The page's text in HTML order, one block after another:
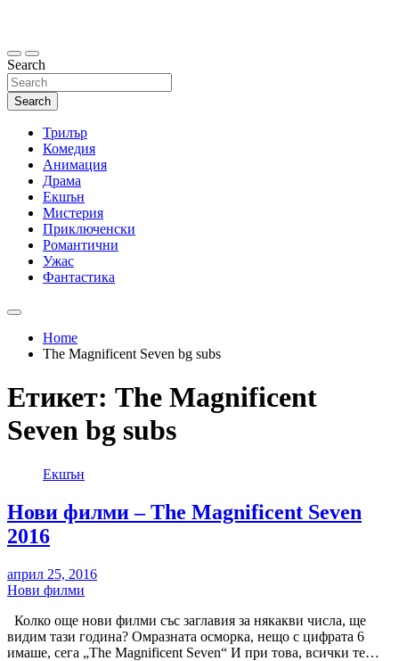
Search
Search
Трилър
Комедия
Анимация
Драма
Екшън
Мистерия
Приключенски
Романтични
Ужас
Фантастика
Home
The Magnificent Seven bg subs
Етикет: The Magnificent
Seven bg subs
Екшън
Нови филми – The Magnificent Seven
2016
април 25, 2016
Нови филми
Колко още нови филми със заглавия за някакви числа, ще
видим тази година? Омразната осморка, нещо с цифрата 6
имаше, сега „The Magnificent Seven“ И при това, всички те…